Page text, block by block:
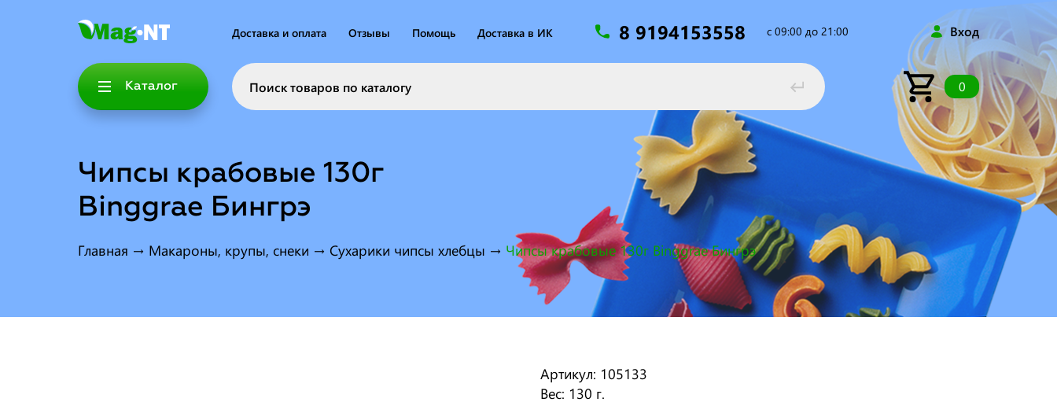
Доставка и оплата Отзывы Помощь Доставка в ИК 8 9194153558 с 09:00 до 21:00 Вход
Каталог 0
Чипсы крабовые 130г
Binggrae Бингрэ
Главная → Макароны, крупы, снеки → Сухарики чипсы хлебцы → Чипсы крабовые 130г Binggrae Бингрэ
Артикул: 105133
Вес: 130 г.